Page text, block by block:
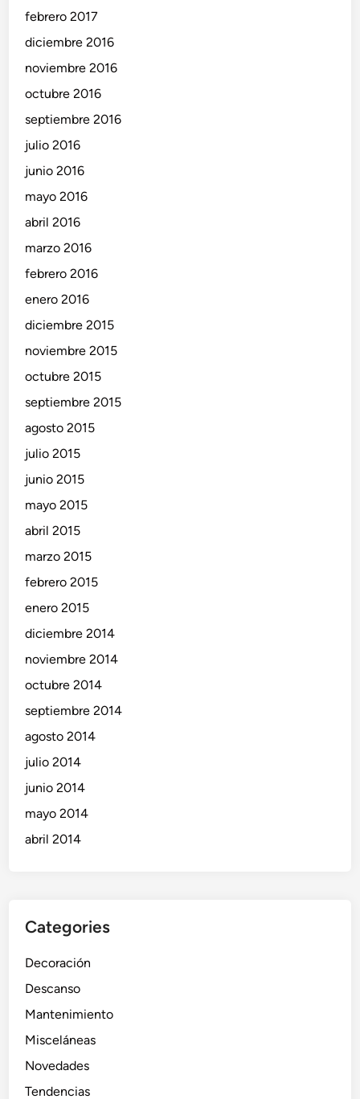
febrero 2017
diciembre 2016
noviembre 2016
octubre 2016
septiembre 2016
julio 2016
junio 2016
mayo 2016
abril 2016
marzo 2016
febrero 2016
enero 2016
diciembre 2015
noviembre 2015
octubre 2015
septiembre 2015
agosto 2015
julio 2015
junio 2015
mayo 2015
abril 2015
marzo 2015
febrero 2015
enero 2015
diciembre 2014
noviembre 2014
octubre 2014
septiembre 2014
agosto 2014
julio 2014
junio 2014
mayo 2014
abril 2014
Categories
Decoración
Descanso
Mantenimiento
Misceláneas
Novedades
Tendencias